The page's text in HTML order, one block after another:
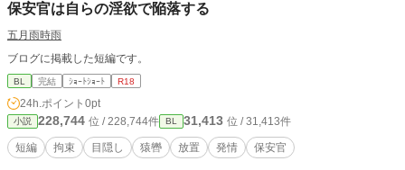
保安官は自らの淫欲で陥落する
五月雨時雨
ブログに掲載した短編です。
BL 完結 ｼｮｰﾄｼｮｰﾄ R18
24h.ポイント 0pt
小説 228,744 位 / 228,744件 BL 31,413 位 / 31,413件
短編 拘束 目隠し 猿轡 放置 発情 保安官